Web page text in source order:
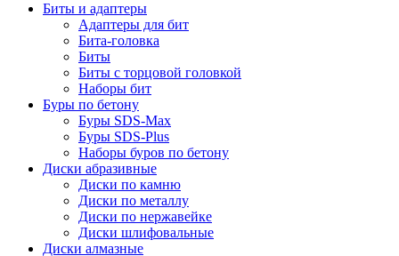
Биты и адаптеры
Адаптеры для бит
Бита-головка
Биты
Биты с торцовой головкой
Наборы бит
Буры по бетону
Буры SDS-Max
Буры SDS-Plus
Наборы буров по бетону
Диски абразивные
Диски по камню
Диски по металлу
Диски по нержавейке
Диски шлифовальные
Диски алмазные